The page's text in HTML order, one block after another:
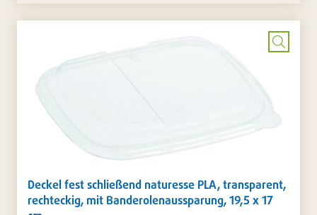
setzen
/
Bild
Deckel fest schließend naturesse PLA, transparent,
rechteckig, mit Banderolenaussparung, 19,5 x 17